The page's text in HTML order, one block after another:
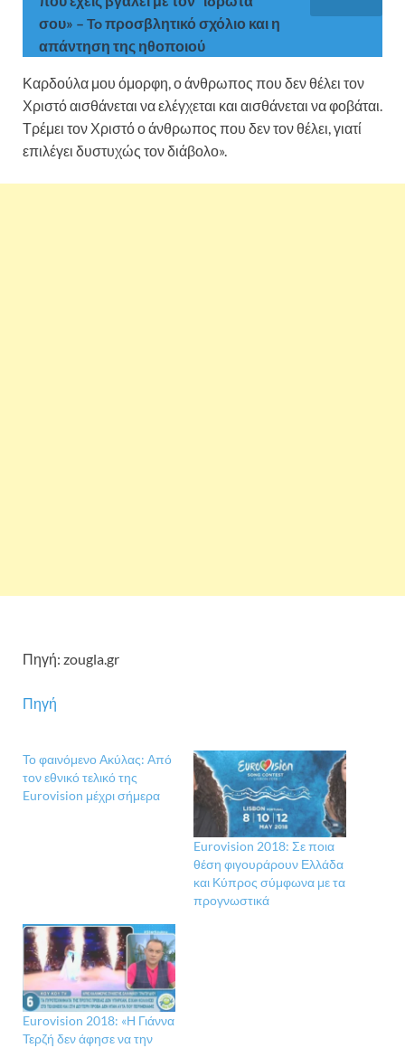
σου» – To προσβλητικό σχόλιο και η
απάντηση της ηθοποιού
Καρδούλα μου όμορφη, ο άνθρωπος που δεν θέλει τον
Χριστό αισθάνεται να ελέγχεται και αισθάνεται να φοβάται.
Τρέμει τον Χριστό ο άνθρωπος που δεν τον θέλει, γιατί
επιλέγει δυστυχώς τον διάβολο».
Πηγή: zougla.gr
Πηγή
Το φαινόμενο Ακύλας: Από
τον εθνικό τελικό της
Eurovision μέχρι σήμερα
Eurovision 2018: Σε ποια
θέση φιγουράρουν Ελλάδα
και Κύπρος σύμφωνα με τα
προγνωστικά
Eurovision 2018: «Η Γιάννα
Τερζή δεν άφησε να την